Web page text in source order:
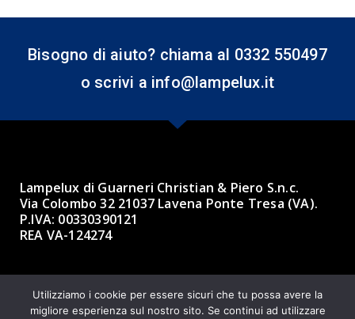
Bisogno di aiuto? chiama al 0332 550497
o scrivi a info@lampelux.it
Lampelux di Guarneri Christian & Piero S.n.c.
Via Colombo 32 21037 Lavena Ponte Tresa (VA).
P.IVA: 00330390121
REA VA-124274
Made with ❤ by BBK 3.0 Informatica
Utilizziamo i cookie per essere sicuri che tu possa avere la
migliore esperienza sul nostro sito. Se continui ad utilizzare